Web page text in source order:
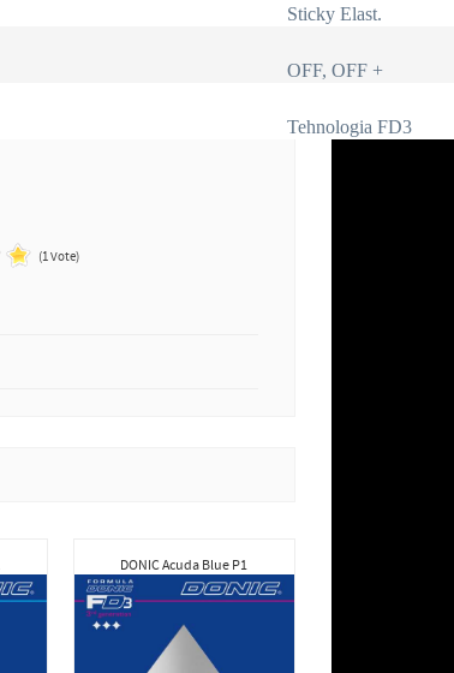
Sticky Elast.
OFF, OFF +
Tehnologia FD3
(1 Vote)
DONIC Acuda Blue P1